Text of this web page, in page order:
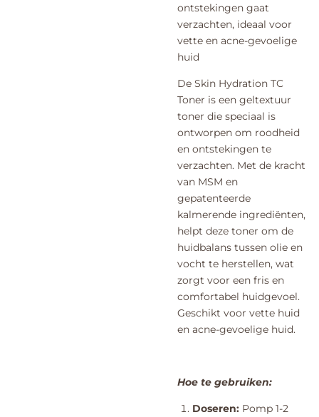
ontstekingen gaat
verzachten, ideaal voor
vette en acne-gevoelige
huid
De Skin Hydration TC
Toner is een geltextuur
toner die speciaal is
ontworpen om roodheid
en ontstekingen te
verzachten. Met de kracht
van MSM en
gepatenteerde
kalmerende ingrediënten,
helpt deze toner om de
huidbalans tussen olie en
vocht te herstellen, wat
zorgt voor een fris en
comfortabel huidgevoel.
Geschikt voor vette huid
en acne-gevoelige huid.
Hoe te gebruiken:
Doseren: Pomp 1-2